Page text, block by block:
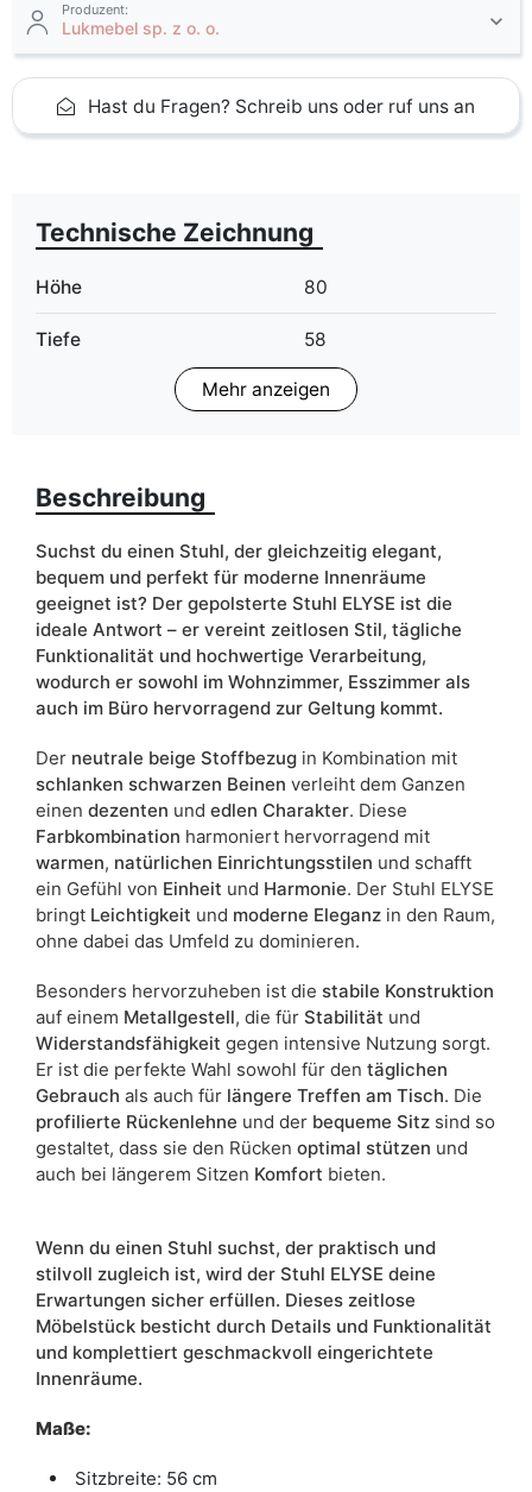
Produzent:
Lukmebel sp. z o. o.
Hast du Fragen? Schreib uns oder ruf uns an
Technische Zeichnung
Höhe 80
Tiefe 58
beige
schwarz
Liefertermin: 18 Werktage
Aufgrund des Produktionsprozesses und der
Materialeigenschaften sind Maßabweichungen von +/- 2–3 cm
möglich.
Mehr anzeigen
Beschreibung
Suchst du einen Stuhl, der gleichzeitig elegant,
bequem und perfekt für moderne Innenräume
geeignet ist? Der gepolsterte Stuhl ELYSE ist die
ideale Antwort – er vereint zeitlosen Stil, tägliche
Funktionalität und hochwertige Verarbeitung,
wodurch er sowohl im Wohnzimmer, Esszimmer als
auch im Büro hervorragend zur Geltung kommt.
Der neutrale beige Stoffbezug in Kombination mit
schlanken schwarzen Beinen verleiht dem Ganzen
einen dezenten und edlen Charakter. Diese
Farbkombination harmoniert hervorragend mit
warmen, natürlichen Einrichtungsstilen und schafft
ein Gefühl von Einheit und Harmonie. Der Stuhl ELYSE
bringt Leichtigkeit und moderne Eleganz in den Raum,
ohne dabei das Umfeld zu dominieren.
Besonders hervorzuheben ist die stabile Konstruktion
auf einem Metallgestell, die für Stabilität und
Widerstandsfähigkeit gegen intensive Nutzung sorgt.
Er ist die perfekte Wahl sowohl für den täglichen
Gebrauch als auch für längere Treffen am Tisch. Die
profilierte Rückenlehne und der bequeme Sitz sind so
gestaltet, dass sie den Rücken optimal stützen und
auch bei längerem Sitzen Komfort bieten.
Wenn du einen Stuhl suchst, der praktisch und
stilvoll zugleich ist, wird der Stuhl ELYSE deine
Erwartungen sicher erfüllen. Dieses zeitlose
Möbelstück besticht durch Details und Funktionalität
und komplettiert geschmackvoll eingerichtete
Innenräume.
Maße:
Sitzbreite: 56 cm